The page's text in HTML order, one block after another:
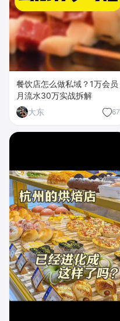
餐饮店怎么做私域？1万会员
月流水30万实战拆解
大东
67